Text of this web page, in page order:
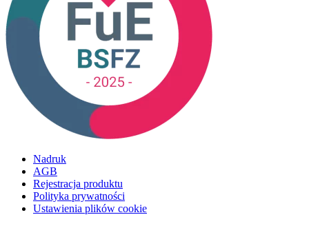
Nadruk
AGB
Rejestracja produktu
Polityka prywatności
Ustawienia plików cookie